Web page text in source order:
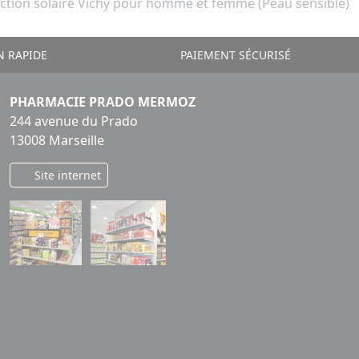
RAPIDE PAIEMENT SÉCURISÉ
PHARMACIE PRADO MERMOZ
244 avenue du Prado
13008 Marseille
Site internet